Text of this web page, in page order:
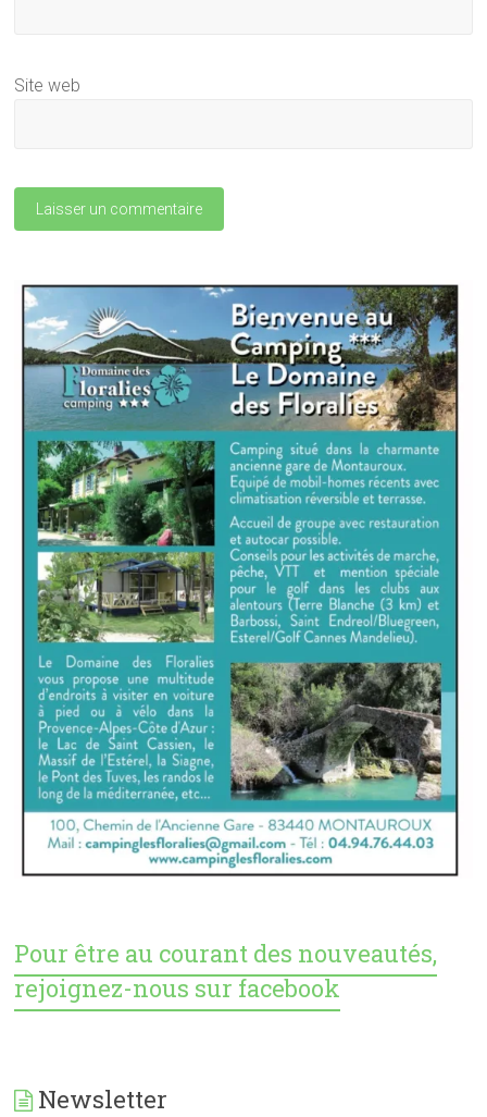
Site web
Pour être au courant des nouveautés,
rejoignez-nous sur facebook
Newsletter